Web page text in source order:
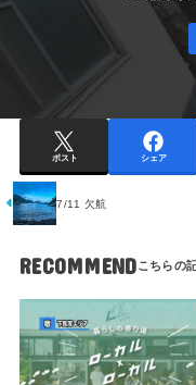
ポスト シェア
7/11 欠航
RECOMMEND